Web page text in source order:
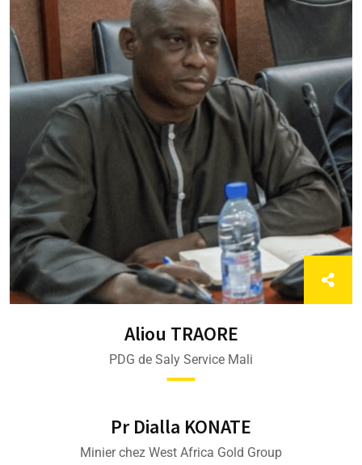
Aliou TRAORE
PDG de Saly Service Mali
Pr Dialla KONATE
Minier chez West Africa Gold Group